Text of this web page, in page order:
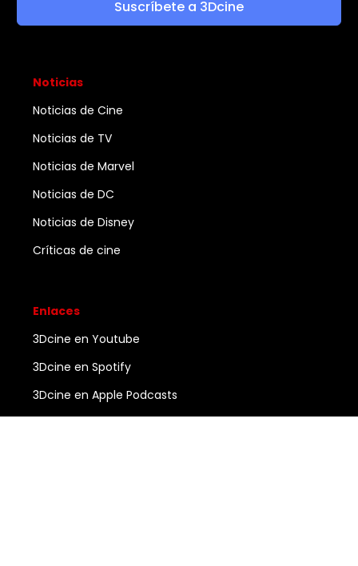
Suscríbete a 3Dcine
Noticias
Noticias de Cine
Noticias de TV
Noticias de Marvel
Noticias de DC
Noticias de Disney
Críticas de cine
Enlaces
3Dcine en Youtube
3Dcine en Spotify
3Dcine en Apple Podcasts